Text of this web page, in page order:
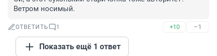
Ветром носимый.
ОТВЕТИТЬ 1 +10 –1
Показать ещё 1 ответ